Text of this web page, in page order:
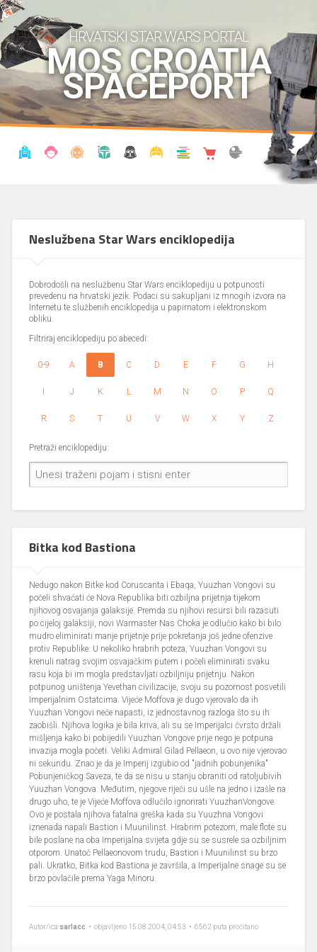
HRVATSKI STAR WARS PORTAL
MOS CROATIA
SPACEPORT
Neslužbena Star Wars enciklopedija
Dobrodošli na neslužbenu Star Wars enciklopediju u potpunosti
prevedenu na hrvatski jezik. Podaci su sakupljani iz mnogih izvora na
Internetu te službenih enciklopedija u papirnatom i elektronskom
obliku.
Filtriraj enciklopediju po abecedi:
0-9 A B C D E F G H
I J K L M N O P Q
R S T U V W X Y Z
Pretraži enciklopediju:
Bitka kod Bastiona
Nedugo nakon Bitke kod Coruscanta i Ebaqa, Yuuzhan Vongovi su
počeli shvaćati će Nova Republika biti ozbiljna prijetnja tijekom
njihovog osvajanja galaksije. Premda su njihovi resursi bili razasuti
po cijeloj galaksiji, novi Warmaster Nas Choka je odlučio kako bi bilo
mudro eliminirati manje prijetnje prije pokretanja još jedne ofenzive
protiv Republike. U nekoliko hrabrih poteza, Yuuzhan Vongovi su
krenuli natrag svojim osvajačkim putem i počeli eliminirati svaku
rasu koja bi im mogla predstavljati ozbiljniju prijetnju. Nakon
potpunog uništenja Yevethan civilizacije, svoju su pozornost posvetili
Imperijalnim Ostatcima. Vijeće Moffova je dugo vjerovalo da ih
Yuuzhan Vongovi neće napasti, iz jednostavnog razloga što su ih
zaobišli. Njihova logika je bila kriva, ali su se Imperijalci čvrsto držali
mišljenja kako bi pobijedili Yuuzhan Vongove prije nego je potpuna
invazija mogla početi. Veliki Admiral Gilad Pellaeon, u ovo nije vjerovao
ni sekundu. Znao je da je Imperij izgubio od "jadnih pobunjenika"
Pobunjeničkog Saveza, te da se nisu u stanju obraniti od ratoljubivih
Yuuzhan Vongova. Međutim, njegove riječi su ušle na jedno i izašle na
drugo uho, te je Vijeće Moffova odlučilo ignorirati YuuzhanVongove.
Ovo je postala njihova fatalna greška kada su Yuuzhna Vongovi
iznenada napali Bastion i Muunilinst. Hrabrim potezom, male flote su
bile poslane na oba Imperijalna svijeta gdje su se susrele sa ozbiljnim
otporom. Unatoč Pellaeonovom trudu, Bastion i Muunilinst su brzo
pali. Ukratko, Bitka kod Bastiona je završila, a Imperijalne snage su se
brzo povlačile prema Yaga Minoru.
Autor/ica sarlacc • objavljeno 15.08.2004, 04:53 • 6562 puta pročitano